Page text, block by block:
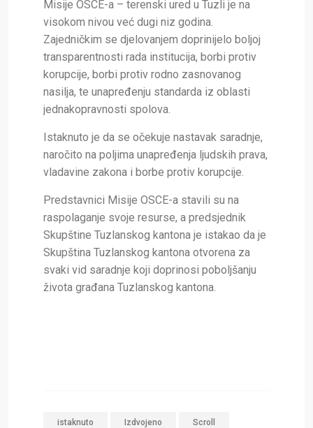
Misije OSCE-a – terenski ured u Tuzli je na
visokom nivou već dugi niz godina.
Zajedničkim se djelovanjem doprinijelo boljoj
transparentnosti rada institucija, borbi protiv
korupcije, borbi protiv rodno zasnovanog
nasilja, te unapređenju standarda iz oblasti
jednakopravnosti spolova.
Istaknuto je da se očekuje nastavak saradnje,
naročito na poljima unapređenja ljudskih prava,
vladavine zakona i borbe protiv korupcije.
Predstavnici Misije OSCE-a stavili su na
raspolaganje svoje resurse, a predsjednik
Skupštine Tuzlanskog kantona je istakao da je
Skupština Tuzlanskog kantona otvorena za
svaki vid saradnje koji doprinosi poboljšanju
života građana Tuzlanskog kantona.
istaknuto Izdvojeno Scroll